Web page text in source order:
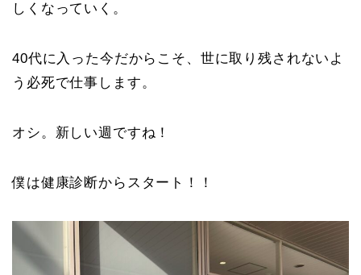
しくなっていく。
40代に入った今だからこそ、世に取り残されないよ
う必死で仕事します。
オシ。新しい週ですね！
僕は健康診断からスタート！！